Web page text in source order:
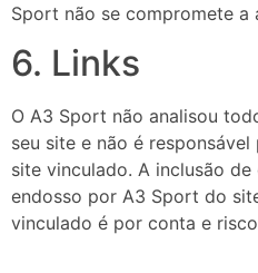
Sport não se compromete a
6. Links
O A3 Sport não analisou
seu site e não é
site vinculado. A inclusão
endosso por A3 Sport do
vinculado é por conta e